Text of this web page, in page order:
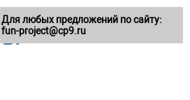
Для любых предложений по сайту:
fun-project@cp9.ru